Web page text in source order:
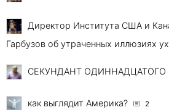
Директор Института США и
Гарбузов об утраченных иллюзиях
СЕКУНДАНТ ОДИННАДЦАТОГО
как выглядит Америка? 2